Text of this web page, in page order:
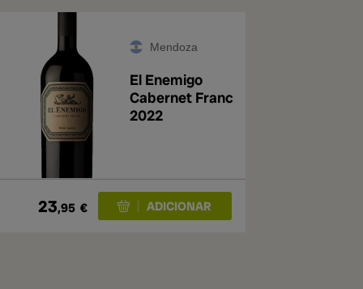
Mendoza
El Enemigo
Cabernet Franc
2022
23,95 €